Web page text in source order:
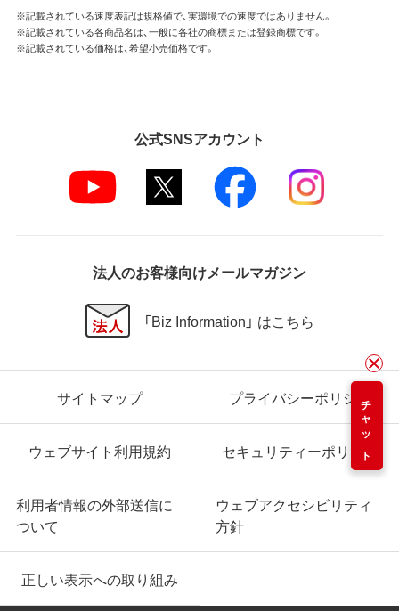
チャット
※記載されている速度表記は規格値で、実環境での速度ではありません。
※記載されている各商品名は、一般に各社の商標または登録商標です。
※記載されている価格は、希望小売価格です。
公式SNSアカウント
法人のお客様向けメールマガジン
「Biz Information」 はこちら
サイトマップ プライバシーポリシー
ウェブサイト利用規約 セキュリティーポリシー
利用者情報の外部送信に
ついて
ウェブアクセシビリティ
方針
正しい表示への取り組み